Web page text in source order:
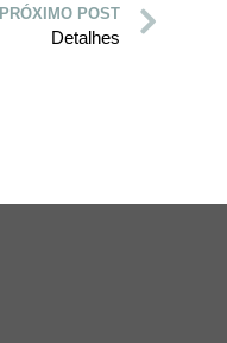
PRÓXIMO POST
Detalhes